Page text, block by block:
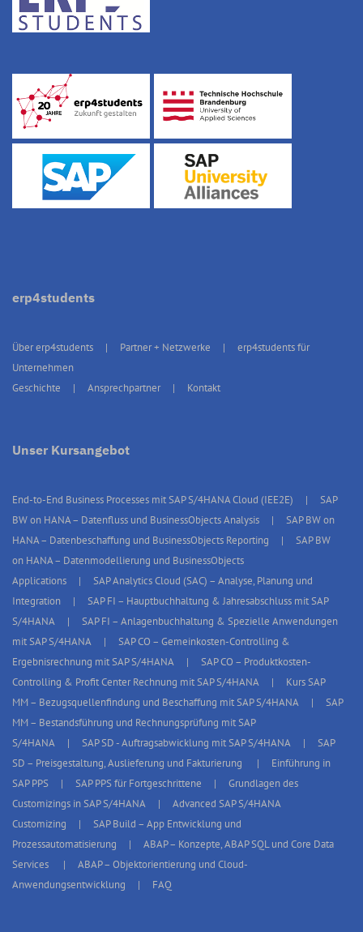
erp4students
Über erp4students Partner + Netzwerke
erp4students für
Unternehmen
Geschichte
Ansprechpartner Kontakt
Unser Kursangebot
End-to-End Business Processes mit SAP S/4HANA Cloud (IEE2E)
SAP
BW on HANA – Datenfluss und BusinessObjects Analysis
SAP BW on
HANA – Datenbeschaffung und BusinessObjects Reporting
SAP BW
on HANA – Datenmodellierung und BusinessObjects
Applications
SAP Analytics Cloud (SAC) – Analyse, Planung und
Integration
SAP FI – Hauptbuchhaltung & Jahresabschluss mit SAP
S/4HANA
SAP FI – Anlagenbuchhaltung & Spezielle Anwendungen
mit SAP S/4HANA
SAP CO – Gemeinkosten-Controlling &
Ergebnisrechnung mit SAP S/4HANA
SAP CO – Produktkosten-
Controlling & Profit Center Rechnung mit SAP S/4HANA
Kurs SAP
MM – Bezugsquellenfindung und Beschaffung mit SAP S/4HANA
SAP
MM – Bestandsführung und Rechnungsprüfung mit SAP
S/4HANA
SAP SD - Auftragsabwicklung mit SAP S/4HANA
SAP
SD – Preisgestaltung, Auslieferung und Fakturierung
Einführung in
SAP PPS
SAP PPS für Fortgeschrittene
Grundlagen des
Customizings in SAP S/4HANA
Advanced SAP S/4HANA
Customizing
SAP Build – App Entwicklung und
Prozessautomatisierung
ABAP – Konzepte, ABAP SQL und Core Data
Services
ABAP – Objektorientierung und Cloud-
Anwendungsentwicklung
FAQ